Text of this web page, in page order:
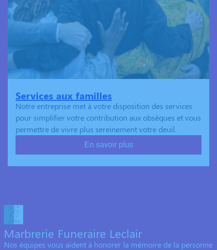
Services aux familles
Notre entreprise met à votre disposition des services
pour simplifier votre contribution aux obsèques et vous
permettre de vivre plus sereinement votre deuil.
En savoir plus
Marbrerie Funeraire Leclair
Nos équipes vous aident à honorer la mémoire de la personne